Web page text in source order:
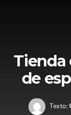
Tienda
de
Texto: